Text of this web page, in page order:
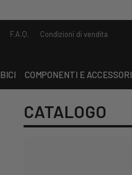
F.A.Q.
Condizioni di vendita
BICI COMPONENTI E ACCESSORI
CATALOGO